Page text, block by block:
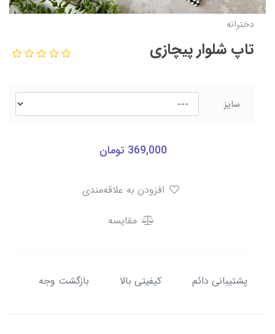
دخترانه
تاپ شلوار پیچازی
سایز
369,000 تومان
مقایسه
پشتیبانی دائم کیفیتی بالا بازگشت وجه